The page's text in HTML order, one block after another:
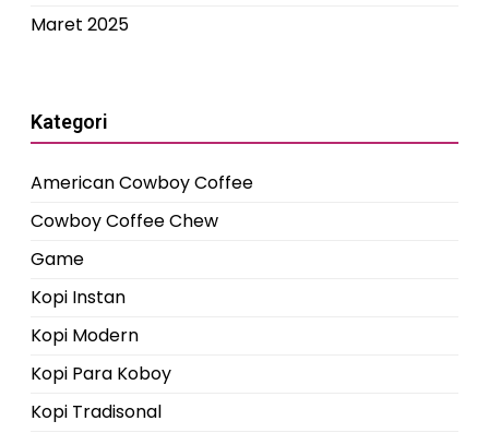
Maret 2025
Kategori
American Cowboy Coffee
Cowboy Coffee Chew
Game
Kopi Instan
Kopi Modern
Kopi Para Koboy
Kopi Tradisonal